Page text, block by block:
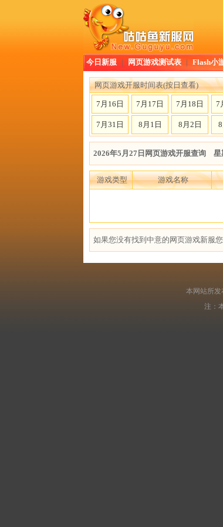
今日新服 | 网页游戏测试表 | Flash小
网页游戏开服时间表(按日查看)
7月16日 7月17日 7月18日 7
7月31日 8月1日 8月2日
2026年5月27日网页游戏开服查询 星
游戏类型 游戏名称
如果您没有找到中意的网页游戏新服
本网站所发
注：